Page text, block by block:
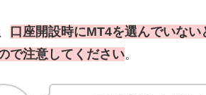
口座開設時にMT4を選んでいな
で注意してください。